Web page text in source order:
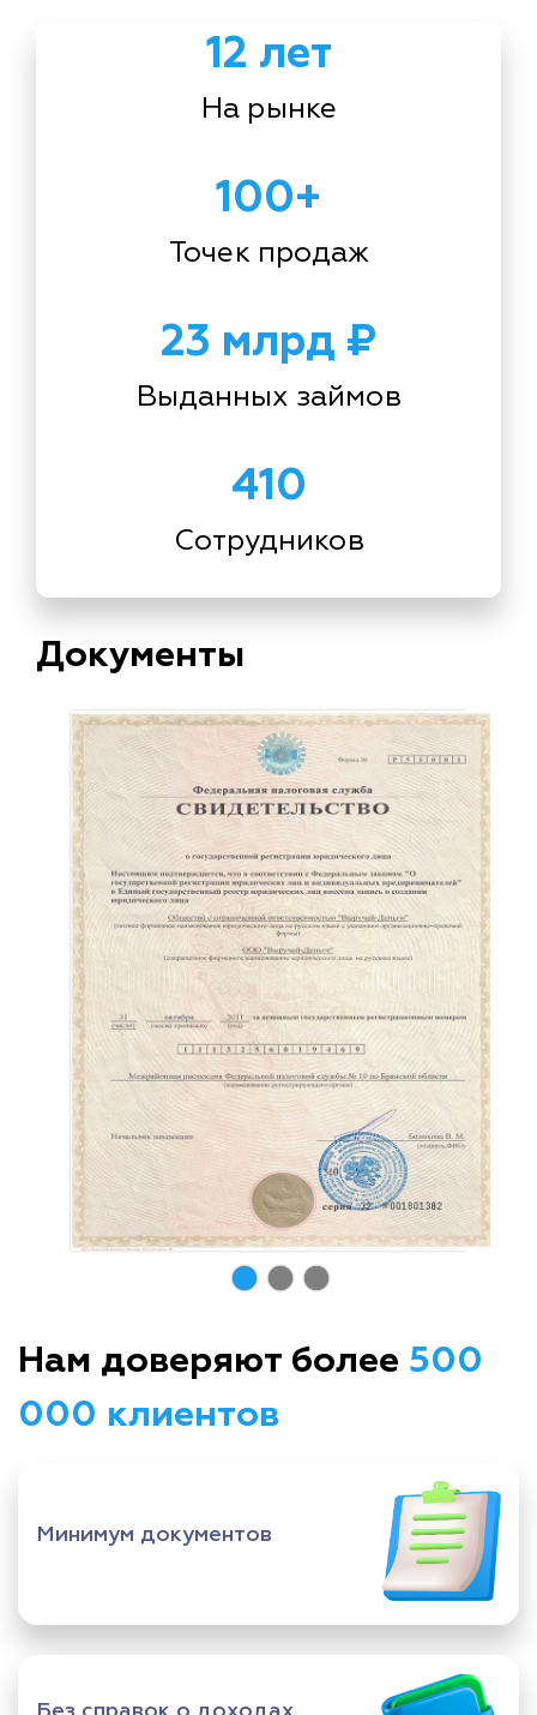
12 лет
На рынке
100+
Точек продаж
23 млрд ₽
Выданных займов
410
Сотрудников
Документы
Нам доверяют более 500
000 клиентов
Минимум документов